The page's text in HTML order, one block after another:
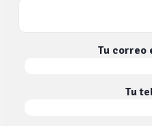
Tu correo
Tu